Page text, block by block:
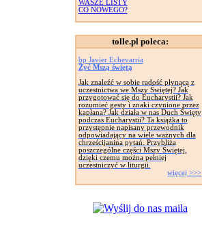
WASZE LISTY
CO NOWEGO?
tolle.pl poleca:
bp Javier Echevarria
Żyć Mszą świętą
Jak znaleźć w sobie radość płynącą z
uczestnictwa we Mszy Świętej? Jak
przygotować się do Eucharystii? Jak
rozumieć gesty i znaki czynione przez
kapłana? Jak działa w nas Duch Święty
podczas Eucharystii? Ta książka to
przystępnie napisany przewodnik
odpowiadający na wiele ważnych dla
chrześcijanina pytań. Przybliża
poszczególne części Mszy Świętej,
dzięki czemu można pełniej
uczestniczyć w liturgii.
więcej >>>